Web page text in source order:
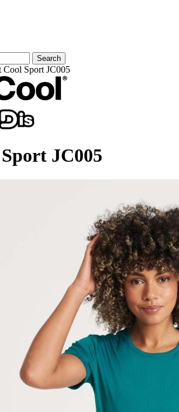
Search
Cool Sport JC005
JC005